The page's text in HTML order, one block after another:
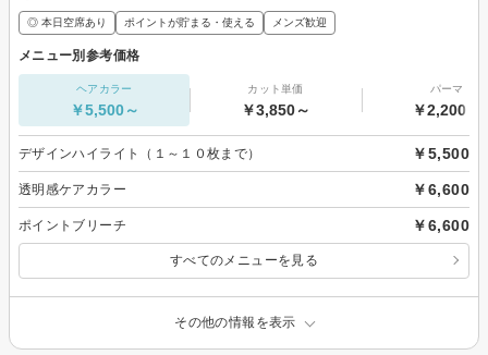
◎ 本日空席あり ポイントが貯まる・使える メンズ歓迎
メニュー別参考価格
ヘアカラー
￥5,500～
カット単価
￥3,850～
パーマ
￥2,200～
デザインハイライト（１～１０枚まで） ￥5,500
透明感ケアカラー ￥6,600
ポイントブリーチ ￥6,600
すべてのメニューを見る
その他の情報を表示